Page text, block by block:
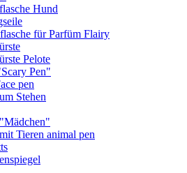
Hund
für Parfüm Flairy
Pelote
Pen"
pen
Stehen
Tieren animal pen